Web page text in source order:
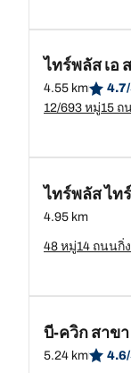
ไทร์พลัส เอ
4.55 km
ไทร์พลัส ไท
4.95 km
บี-ควิก สาข
5.24 km